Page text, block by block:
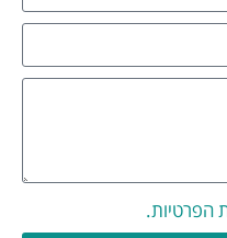
הפרטיות.